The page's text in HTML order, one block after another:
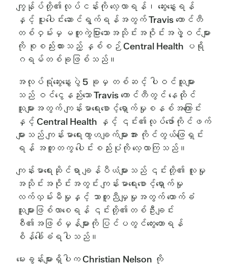
ကျွန်ုပ်တို့၏လုပ်ငန်းကို လေ့လာရန်၊ ဆွေးနွေးရန်
နှင့် ပူးပေါင်းဆောင်ရွက်ရန်အတွက် Travis ကောင်တီ
တစ်ဝှမ်းမှ မတူကွဲပြားသောအသိုင်းအဝိုင်းအဖွဲ့ဝင်များ
ကို စုစည်းထားသည့် နှစ်စဉ် Central Health ပရို
ဂရမ်တစ်ခုဖြစ်သည်။
အလုပ်ရုံဆွေးနွေးပွဲ 5 ခုမှ တစ်ဆင့် ပါဝင်သူများ
သည် ဝင်ငွေနည်းသော Travis ကောင်တီတွင် နေထိုင်
သူများအတွက် ကျန်းမာရေးစောင့်ရှောက်မှုစနစ်အကြောင်း
နှင့် Central Health နှင့် ၎င်း၏လုပ်ဖော်ကိုင်ဖက်
များသည် ကျန်းမာရေးကွာဟချက်များအား ကိုင်တွယ်ဖြေရှင်း
ရန် အတူတကွ ပေါင်းစည်းပုံကို လေ့လာကြသည်။
ကျန်းမာရေးဆိုင်ရာ ချန်ပီယံများသည် ၎င်းတို့၏ လူမှု
အသိုင်းအဝိုင်းအတွင်း ကျန်းမာရေးစောင့်ရှောက်မှု
လက်လှမ်းမီမှုနှင့် သာတူညီမျှမှုအတွက် ထောက်ခံ
သူများဖြစ်လာစေရန် ၎င်းတို့၏တစ်ဦးချင်း
စီ၏အဖြစ်မှန်များကို ပြင်ပတွင်တွေးတောရန်
စိန်ခေါ်ခံရပါသည်။
မေးခွန်းများရှိပါက Christian Nelson ကို